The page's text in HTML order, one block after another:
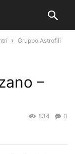
Gruppo Astrofili
–
0
834